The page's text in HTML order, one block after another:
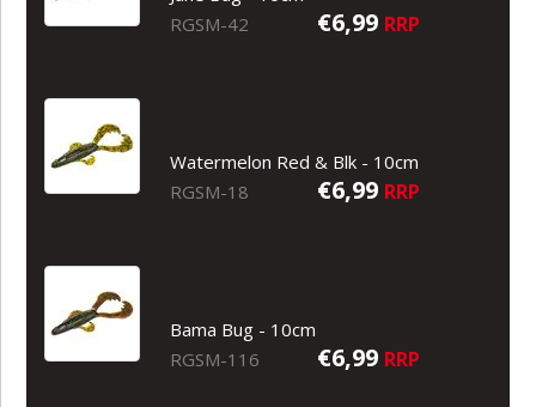
RGSM-42
€6,99 RRP
Watermelon Red & Blk - 10cm
RGSM-18
€6,99 RRP
Bama Bug - 10cm
RGSM-116
€6,99 RRP